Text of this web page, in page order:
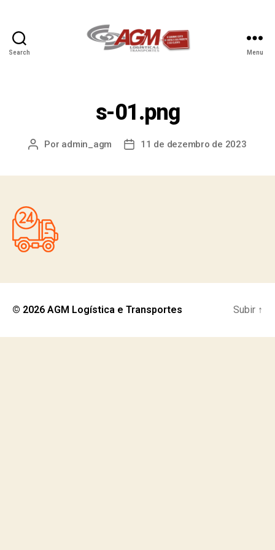
Search Menu
s-01.png
Por admin_agm 11 de dezembro de 2023
© 2026 AGM Logística e Transportes Subir ↑